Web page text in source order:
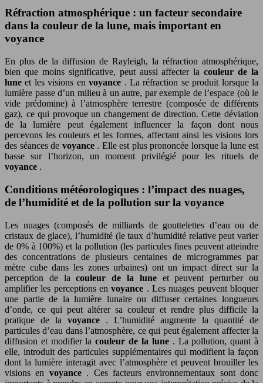
Réfraction atmosphérique : un facteur secondaire
dans la couleur de la lune, mais important en
voyance
En plus de la diffusion de Rayleigh, la réfraction atmosphérique,
bien que moins significative, peut aussi affecter lacouleur de la
luneet les visions envoyance . La réfraction se produit lorsque la
lumière passe d’un milieu à un autre, par exemple de l’espace (où le
vide prédomine) à l’atmosphère terrestre (composée de différents
gaz), ce qui provoque un changement de direction. Cette déviation
de la lumière peut également influencer la façon dont nous
percevons les couleurs et les formes, affectant ainsi les visions lors
des séances de voyance . Elle est plus prononcée lorsque la lune est
basse sur l’horizon, un moment privilégié pour les rituels de
voyance .
Conditions météorologiques : l’impact des nuages,
de l’humidité et de la pollution sur la voyance
Les nuages (composés de milliards de gouttelettes d’eau ou de
cristaux de glace), l’humidité (le taux d’humidité relative peut varier
de 0% à 100%) et la pollution (les particules fines peuvent atteindre
des concentrations de plusieurs centaines de microgrammes par
mètre cube dans les zones urbaines) ont un impact direct sur la
perception de lacouleur de la lune et peuvent perturber ou
amplifier les perceptions envoyance . Les nuages peuvent bloquer
une partie de la lumière lunaire ou diffuser certaines longueurs
d’onde, ce qui peut altérer sa couleur et rendre plus difficile la
pratique de la voyance . L’humidité augmente la quantité de
particules d’eau dans l’atmosphère, ce qui peut également affecter la
diffusion et modifier lacouleur de la lune . La pollution, quant à
elle, introduit des particules supplémentaires qui modifient la façon
dont la lumière interagit avec l’atmosphère et peuvent brouiller les
visions en voyance . Ces facteurs environnementaux sont donc